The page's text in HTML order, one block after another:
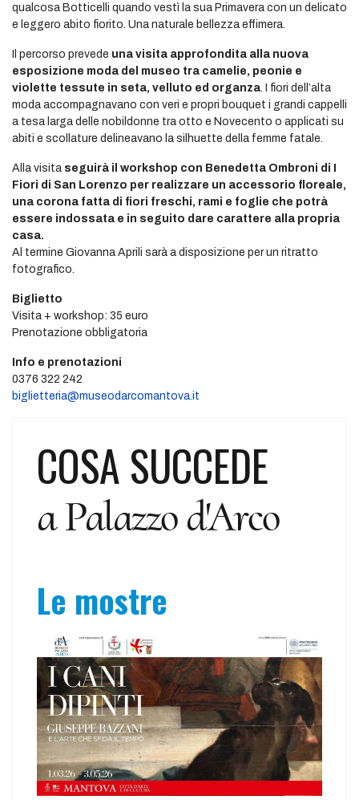
qualcosa Botticelli quando vestì la sua Primavera con un delicato
e leggero abito fiorito. Una naturale bellezza effimera.
Il percorso prevede una visita approfondita alla nuova
esposizione moda del museo tra camelie, peonie e
violette tessute in seta, velluto ed organza. I fiori dell’alta
moda accompagnavano con veri e propri bouquet i grandi cappelli
a tesa larga delle nobildonne tra otto e Novecento o applicati su
abiti e scollature delineavano la silhuette della femme fatale.
Alla visita seguirà il workshop con Benedetta Ombroni di I
Fiori di San Lorenzo per realizzare un accessorio floreale,
una corona fatta di fiori freschi, rami e foglie che potrà
essere indossata e in seguito dare carattere alla propria
casa.
Al termine Giovanna Aprili sarà a disposizione per un ritratto
fotografico.
Biglietto
Visita + workshop: 35 euro
Prenotazione obbligatoria
Info e prenotazioni
0376 322 242
biglietteria@museodarcomantova.it
COSA SUCCEDE
a Palazzo d'Arco
Le mostre